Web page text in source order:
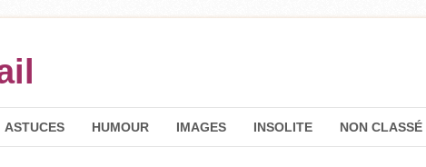
ASTUCES HUMOUR IMAGES INSOLITE NON CLASSÉ